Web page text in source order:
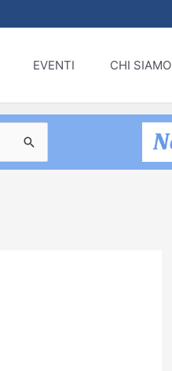
EVENTI CHI SIAMO